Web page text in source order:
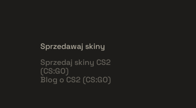
Sprzedawaj skiny
Sprzedaj skiny CS2
(CS:GO)
Blog o CS2 (CS:GO)